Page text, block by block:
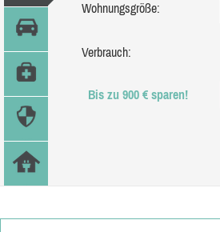
Wohnungsgröße:
Verbrauch:
Bis zu 900 € sparen!